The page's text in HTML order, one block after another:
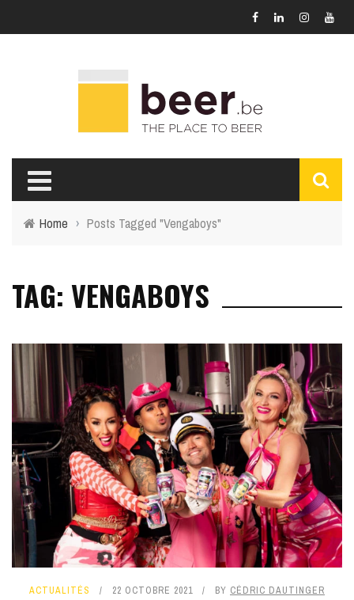
Home › Posts Tagged "Vengaboys"
TAG: VENGABOYS
ACTUALITÉS 22 OCTOBRE 2021 BY CÉDRIC DAUTINGER